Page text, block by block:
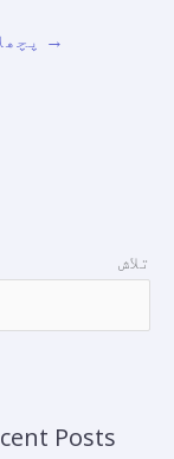
→
تلاش
Posts